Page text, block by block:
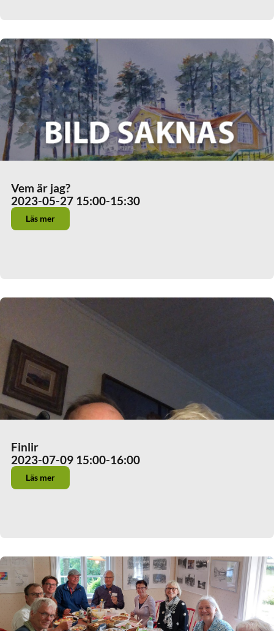
Vem är jag?
2023-05-27 15:00-15:30
Läs mer
Finlir
2023-07-09 15:00-16:00
Läs mer